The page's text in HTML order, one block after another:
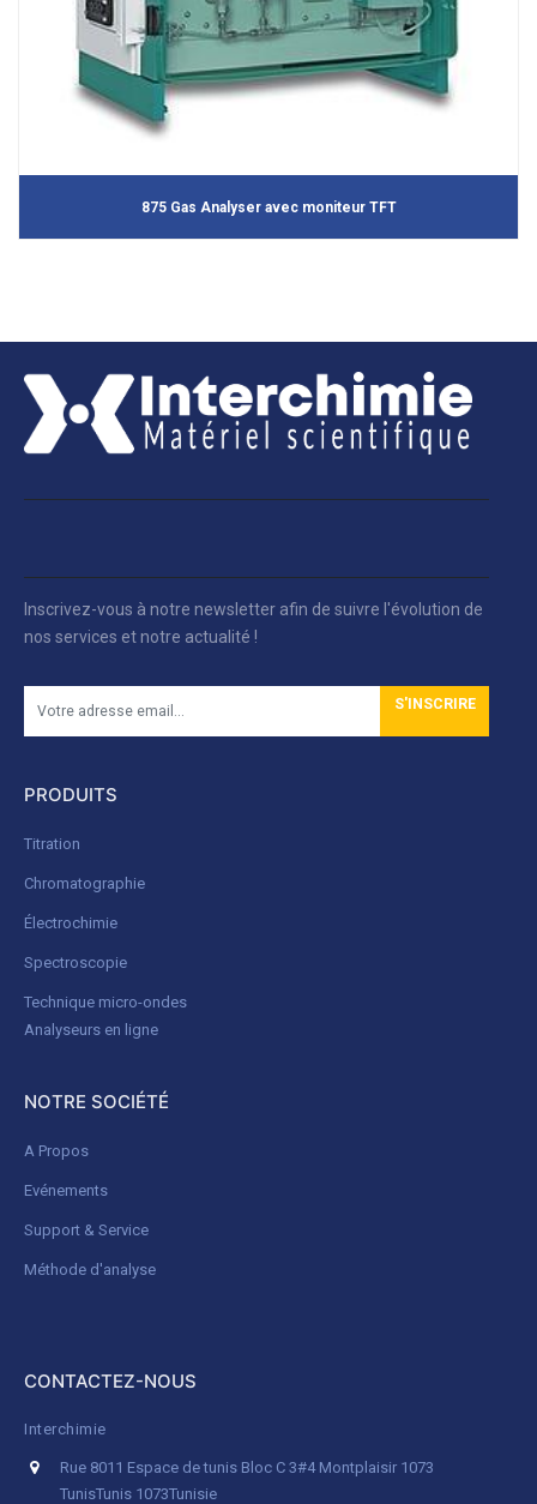
875 Gas Analyser avec moniteur TFT
Inscrivez-vous à notre newsletter afin de suivre l'évolution de
nos services et notre actualité !
S'INSCRIRE
PRODUITS
Titration
Chromatographie
Électrochimie
Spectroscopie
Technique micro-ondes
Analyseurs en ligne
NOTRE SOCIÉTÉ
A Propos
Evénements
Support & Service
Méthode d'analyse
CONTACTEZ-NOUS
Interchimie
Rue 8011 Espace de tunis Bloc C 3#4 Montplaisir 1073
TunisTunis 1073Tunisie